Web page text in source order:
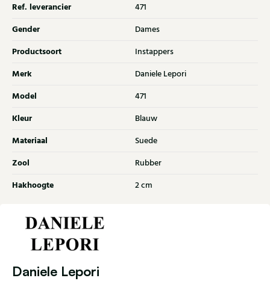
Ref. leverancier 471
Gender Dames
Productsoort Instappers
Merk Daniele Lepori
Model 471
Kleur Blauw
Materiaal Suede
Zool Rubber
Hakhoogte 2 cm
Daniele Lepori